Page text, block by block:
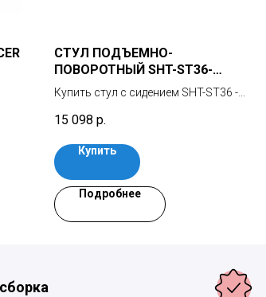
с
СТУЛ ПОДЪЕМНО-
ПОВОРОТНЫЙ SHT-ST36-
4/S120M
Купить стул с сидением SHT-ST36 -
спокойствие и комфорт, поскольку
данное сидение предназначено именно
для этого. Дело за Вашей фантазией и
вдохновением!
15 098 р.
Купить
Подробнее